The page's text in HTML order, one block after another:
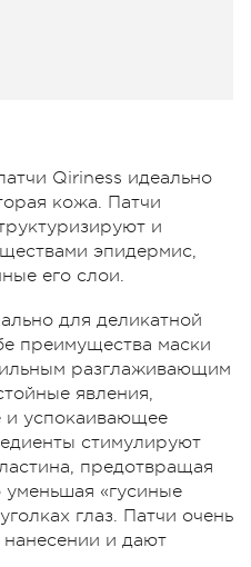
Qiriness идеально
кожа. Патчи
и
эпидермис,
его слои.
для деликатной
преимущества маски
разглаживающим
явления,
успокаивающее
стимулируют
предотвращая
«гусиные
глаз. Патчи очень
и дают